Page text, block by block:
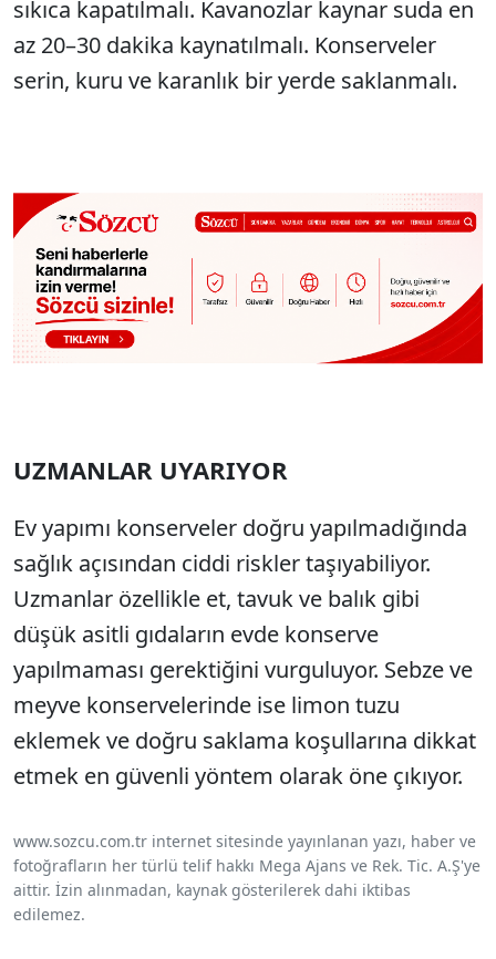
sıkıca kapatılmalı. Kavanozlar kaynar suda en
az 20–30 dakika kaynatılmalı. Konserveler
serin, kuru ve karanlık bir yerde saklanmalı.
UZMANLAR UYARIYOR
Ev yapımı konserveler doğru yapılmadığında
sağlık açısından ciddi riskler taşıyabiliyor.
Uzmanlar özellikle et, tavuk ve balık gibi
düşük asitli gıdaların evde konserve
yapılmaması gerektiğini vurguluyor. Sebze ve
meyve konservelerinde ise limon tuzu
eklemek ve doğru saklama koşullarına dikkat
etmek en güvenli yöntem olarak öne çıkıyor.
www.sozcu.com.tr internet sitesinde yayınlanan yazı, haber ve
fotoğrafların her türlü telif hakkı Mega Ajans ve Rek. Tic. A.Ş'ye
aittir. İzin alınmadan, kaynak gösterilerek dahi iktibas
edilemez.